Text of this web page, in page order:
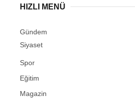
HIZLI MENÜ
Gündem
Siyaset
Spor
Eğitim
Magazin